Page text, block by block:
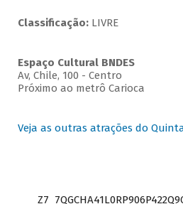
Classificação: LIVRE
Espaço Cultural BNDES
Av, Chile, 100 - Centro
Próximo ao metrô Carioca
Veja as outras atrações do